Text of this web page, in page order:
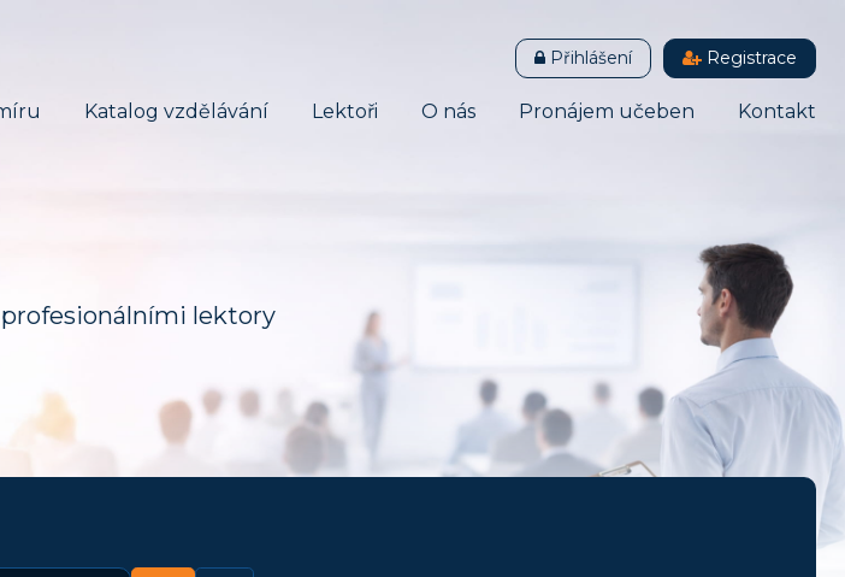
Přihlášení Registrace
Katalog vzdělávání Lektoři O nás Pronájem učeben Kontakt
lektory